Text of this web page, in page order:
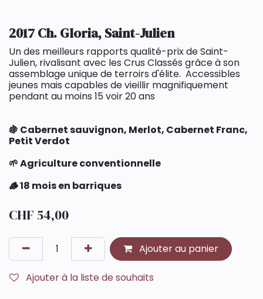
2017 Ch. Gloria, Saint-Julien
Un des meilleurs rapports qualité-prix de Saint-
Julien, rivalisant avec les Crus Classés grâce à son
assemblage unique de terroirs d'élite. Accessibles
jeunes mais capables de vieillir magnifiquement
pendant au moins 15 voir 20 ans
🍇 Cabernet sauvignon, Merlot, Cabernet Franc,
Petit Verdot
🌱 Agriculture conventionnelle
🪵 18 mois en barriques
CHF 54,00
Ajouter au panier
Ajouter à la liste de souhaits